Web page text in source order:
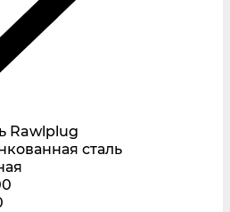
Rawlplug
сталь